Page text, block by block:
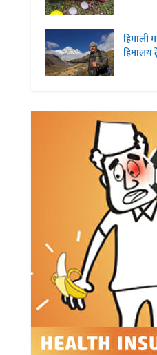
हिमाली
हिमालय